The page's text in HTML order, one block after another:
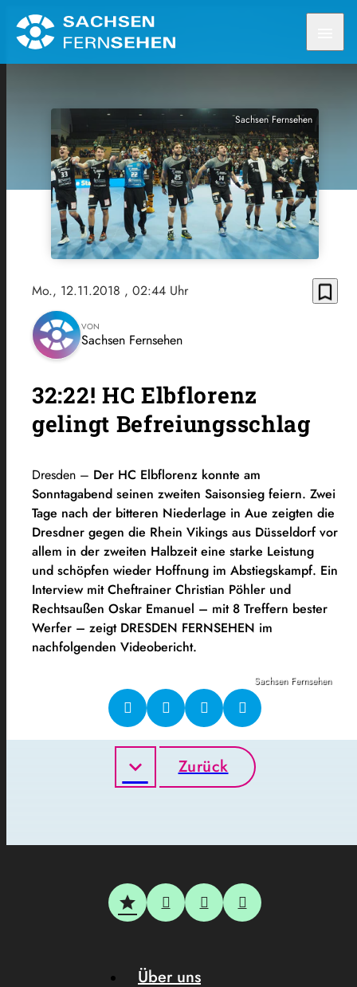
Sachsen Fernsehen
Mo., 12.11.2018 , 02:44 Uhr bookmark_border
VON
Sachsen Fernsehen
32:22! HC Elbflorenz
gelingt Befreiungsschlag
Dresden – Der HC Elbflorenz konnte am
Sonntagabend seinen zweiten Saisonsieg feiern. Zwei
Tage nach der bitteren Niederlage in Aue zeigten die
Dresdner gegen die Rhein Vikings aus Düsseldorf vor
allem in der zweiten Halbzeit eine starke Leistung
und schöpfen wieder Hoffnung im Abstiegskampf. Ein
Interview mit Cheftrainer Christian Pöhler und
Rechtsaußen Oskar Emanuel – mit 8 Treffern bester
Werfer – zeigt DRESDEN FERNSEHEN im
nachfolgenden Videobericht.
Sachsen Fernsehen
Zurück
Über uns